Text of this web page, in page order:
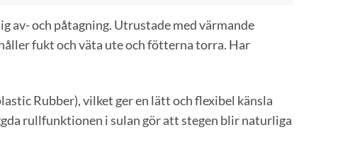
av- och påtagning. Utrustade med värmande
fukt och väta ute och fötterna torra. Har
Rubber), vilket ger en lätt och flexibel känsla
rullfunktionen i sulan gör att stegen blir naturliga